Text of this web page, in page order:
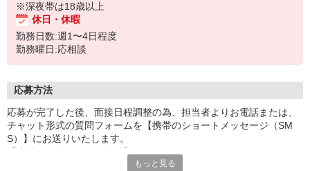
※深夜帯は18歳以上
休日・休暇
勤務日数:週1〜4日程度
勤務曜日:応相談
応募方法
応募が完了した後、面接日程調整の為、担当者よりお電話または、
チャット形式の質問フォームを【携帯のショートメッセージ（SM
S）】にお送りいたします。
1.応募…Webもしくはお電話より応募ください。
もっと見る